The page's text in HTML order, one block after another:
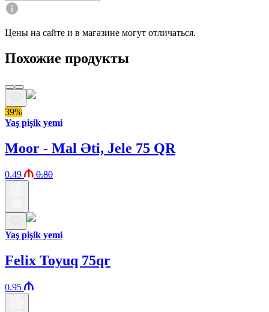
Цены на сайте и в магазине могут отличаться.
Похожие продукты
39%
Yaş pişik yemi
Moor - Mal Əti, Jele 75 QR
0.49 0.80
Yaş pişik yemi
Felix Toyuq 75qr
0.95